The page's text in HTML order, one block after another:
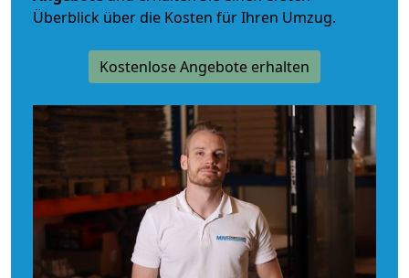
Überblick über die Kosten für Ihren Umzug.
Kostenlose Angebote erhalten